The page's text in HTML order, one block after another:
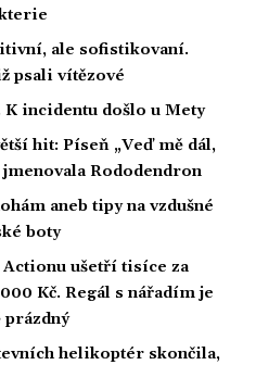
ale sofistikovaní.
psali vítězové
incidentu došlo u Mety
hit: Píseň „Veď mě dál,
jmenovala Rododendron
aneb tipy na vzdušné
boty
Actionu ušetří tisíce za
Kč. Regál s nářadím je
prázdný
helikoptér skončila,